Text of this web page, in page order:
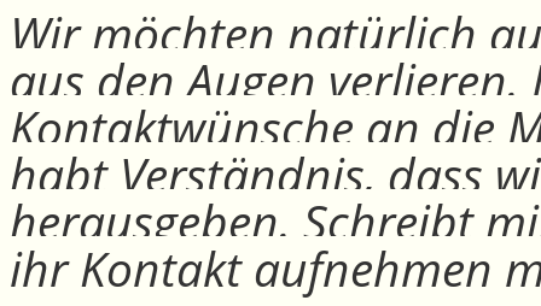
Wir möchten natürlich
aus den Augen
Kontaktwünsche an die
habt Verständnis, dass
herausgeben. Schreibt
ihr Kontakt aufnehmen